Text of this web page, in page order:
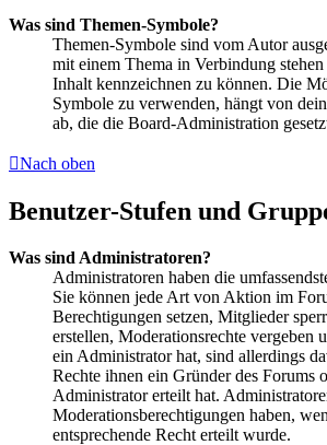
Was sind Themen-Symbole?
Themen-Symbole sind vom Autor
mit einem Thema in Verbindung stehen
Inhalt kennzeichnen zu können. Die
Symbole zu verwenden, hängt von
ab, die die Board-Administration
Nach oben
Benutzer-Stufen und
Was sind Administratoren?
Administratoren haben die
Sie können jede Art von Aktion im
Berechtigungen setzen, Mitglieder
erstellen, Moderationsrechte vergeben
ein Administrator hat, sind allerdings
Rechte ihnen ein Gründer des Forums
Administrator erteilt hat.
Moderationsberechtigungen haben,
entsprechende Recht erteilt wurde.